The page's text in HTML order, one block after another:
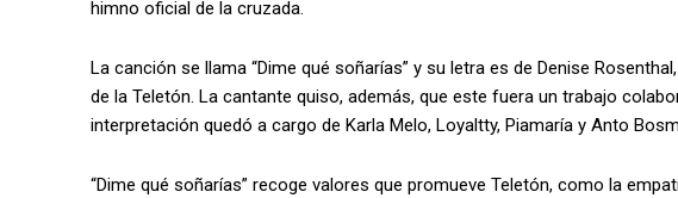
himno oficial de la cruzada.
La canción se llama “Dime qué soñarías” y su letra es de Denise
de la Teletón. La cantante quiso, además, que este fuera un trabajo
interpretación quedó a cargo de Karla Melo, Loyaltty, Piamaría y Anto
“Dime qué soñarías” recoge valores que promueve Teletón, como la